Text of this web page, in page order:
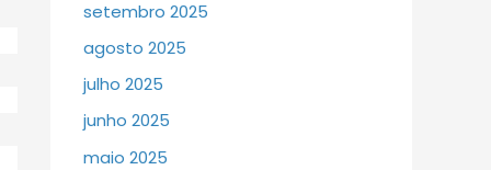
setembro 2025
agosto 2025
julho 2025
junho 2025
maio 2025